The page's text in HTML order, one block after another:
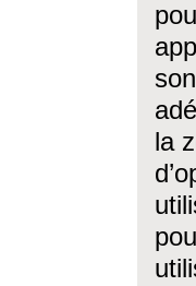
la